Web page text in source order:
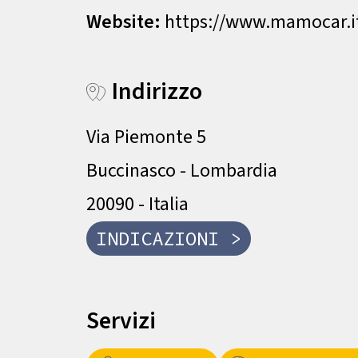
Website: https://
Indirizzo
Via Piemonte 5
Buccinasco - Lombardia
20090 - Italia
INDICAZIONI >
Servizi